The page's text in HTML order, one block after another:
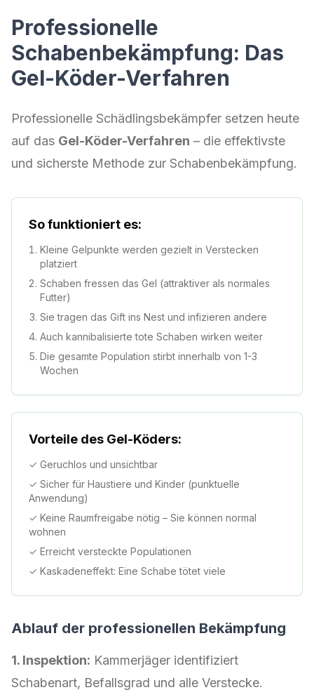
Professionelle
Schabenbekämpfung: Das
Gel-Köder-Verfahren
Professionelle Schädlingsbekämpfer setzen heute
auf das Gel-Köder-Verfahren – die effektivste
und sicherste Methode zur Schabenbekämpfung.
So funktioniert es:
Kleine Gelpunkte werden gezielt in Verstecken
platziert
Schaben fressen das Gel (attraktiver als normales
Futter)
Sie tragen das Gift ins Nest und infizieren andere
Auch kannibalisierte tote Schaben wirken weiter
Die gesamte Population stirbt innerhalb von 1-3
Wochen
Vorteile des Gel-Köders:
✓ Geruchlos und unsichtbar
✓ Sicher für Haustiere und Kinder (punktuelle
Anwendung)
✓ Keine Raumfreigabe nötig – Sie können normal
wohnen
✓ Erreicht versteckte Populationen
✓ Kaskadeneffekt: Eine Schabe tötet viele
Ablauf der professionellen Bekämpfung
1. Inspektion: Kammerjäger identifiziert
Schabenart, Befallsgrad und alle Verstecke.